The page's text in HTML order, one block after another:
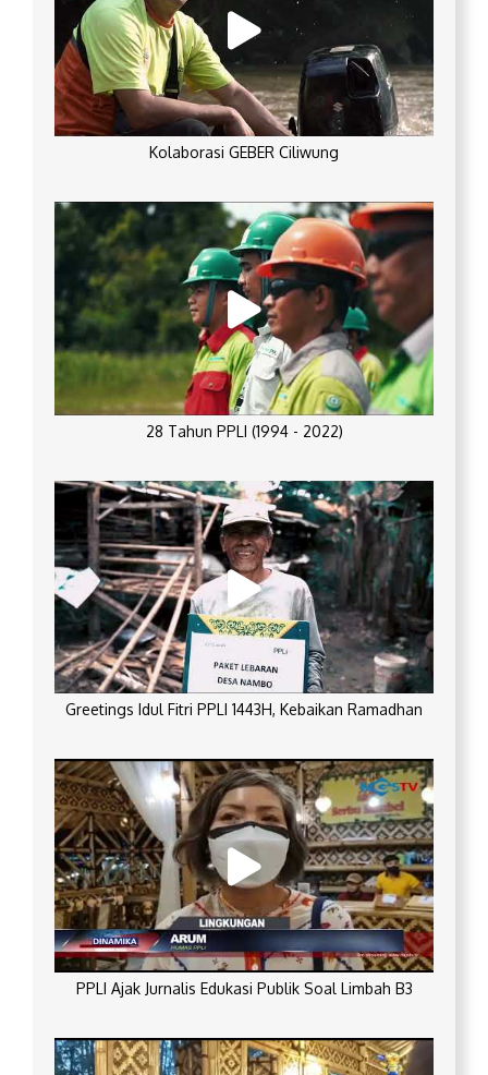
Kolaborasi GEBER Ciliwung
28 Tahun PPLI (1994 - 2022)
Greetings Idul Fitri PPLI 1443H, Kebaikan Ramadhan
PPLI Ajak Jurnalis Edukasi Publik Soal Limbah B3